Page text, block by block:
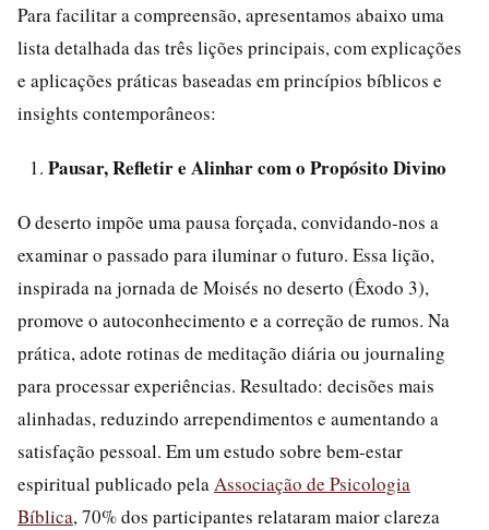
Para facilitar a compreensão, apresentamos abaixo uma
lista detalhada das três lições principais, com explicações
e aplicações práticas baseadas em princípios bíblicos e
insights contemporâneos:
Pausar, Refletir e Alinhar com o Propósito Divino
O deserto impõe uma pausa forçada, convidando-nos a
examinar o passado para iluminar o futuro. Essa lição,
inspirada na jornada de Moisés no deserto (Êxodo 3),
promove o autoconhecimento e a correção de rumos. Na
prática, adote rotinas de meditação diária ou journaling
para processar experiências. Resultado: decisões mais
alinhadas, reduzindo arrependimentos e aumentando a
satisfação pessoal. Em um estudo sobre bem-estar
espiritual publicado pelaAssociação de Psicologia
Bíblica, 70% dos participantes relataram maior clareza